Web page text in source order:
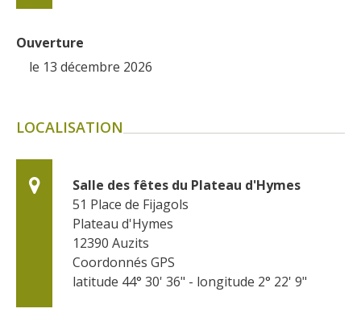
Decazeville-Aubin
Patrimoine mondial de
Ouverture
le 13 décembre 2026
LOCALISATION
Salle des fêtes du Plateau d'Hymes
51 Place de Fijagols
Plateau d'Hymes
12390 Auzits
Coordonnés GPS
latitude 44° 30' 36" - longitude 2° 22' 9"